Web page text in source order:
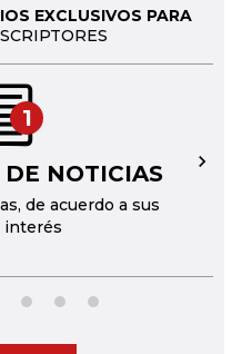
EXCLUSIVOS PARA
1
NOTICIAS
de acuerdo a sus
interés
→